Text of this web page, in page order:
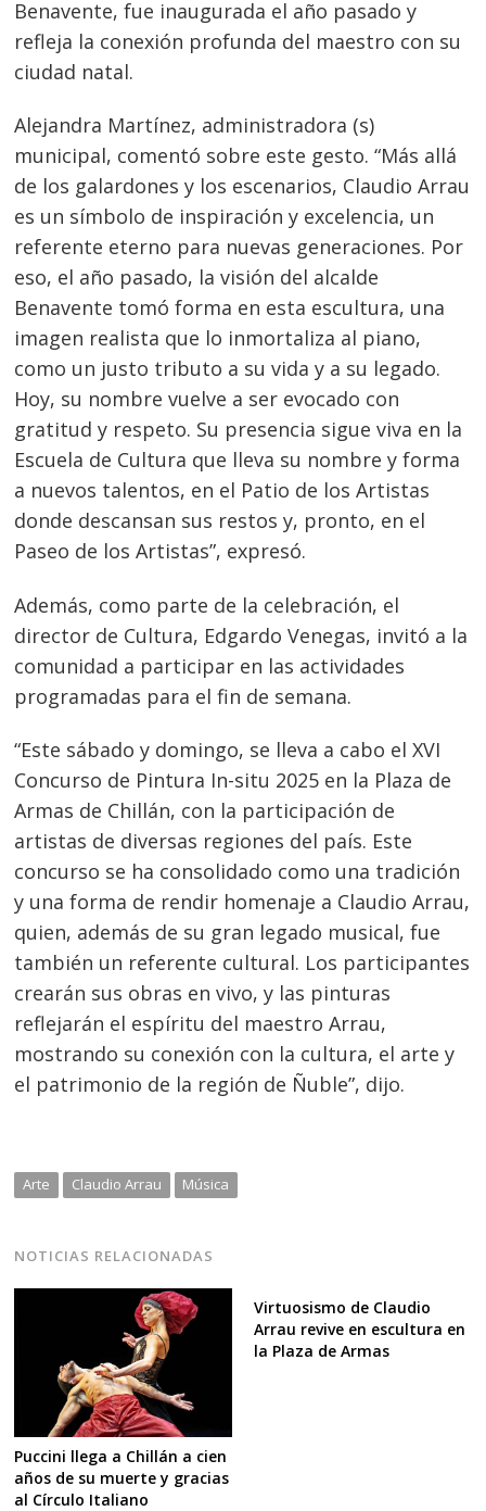
Benavente, fue inaugurada el año pasado y
refleja la conexión profunda del maestro con su
ciudad natal.
Alejandra Martínez, administradora (s)
municipal, comentó sobre este gesto. “Más allá
de los galardones y los escenarios, Claudio Arrau
es un símbolo de inspiración y excelencia, un
referente eterno para nuevas generaciones. Por
eso, el año pasado, la visión del alcalde
Benavente tomó forma en esta escultura, una
imagen realista que lo inmortaliza al piano,
como un justo tributo a su vida y a su legado.
Hoy, su nombre vuelve a ser evocado con
gratitud y respeto. Su presencia sigue viva en la
Escuela de Cultura que lleva su nombre y forma
a nuevos talentos, en el Patio de los Artistas
donde descansan sus restos y, pronto, en el
Paseo de los Artistas”, expresó.
Además, como parte de la celebración, el
director de Cultura, Edgardo Venegas, invitó a la
comunidad a participar en las actividades
programadas para el fin de semana.
“Este sábado y domingo, se lleva a cabo el XVI
Concurso de Pintura In-situ 2025 en la Plaza de
Armas de Chillán, con la participación de
artistas de diversas regiones del país. Este
concurso se ha consolidado como una tradición
y una forma de rendir homenaje a Claudio Arrau,
quien, además de su gran legado musical, fue
también un referente cultural. Los participantes
crearán sus obras en vivo, y las pinturas
reflejarán el espíritu del maestro Arrau,
mostrando su conexión con la cultura, el arte y
el patrimonio de la región de Ñuble”, dijo.
Arte Claudio Arrau Música
NOTICIAS RELACIONADAS
Puccini llega a Chillán a cien
años de su muerte y gracias
al Círculo Italiano
Virtuosismo de Claudio
Arrau revive en escultura en
la Plaza de Armas
Navegación
de
entradas